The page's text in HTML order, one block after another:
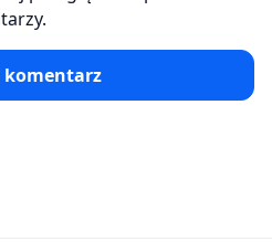
komentarz